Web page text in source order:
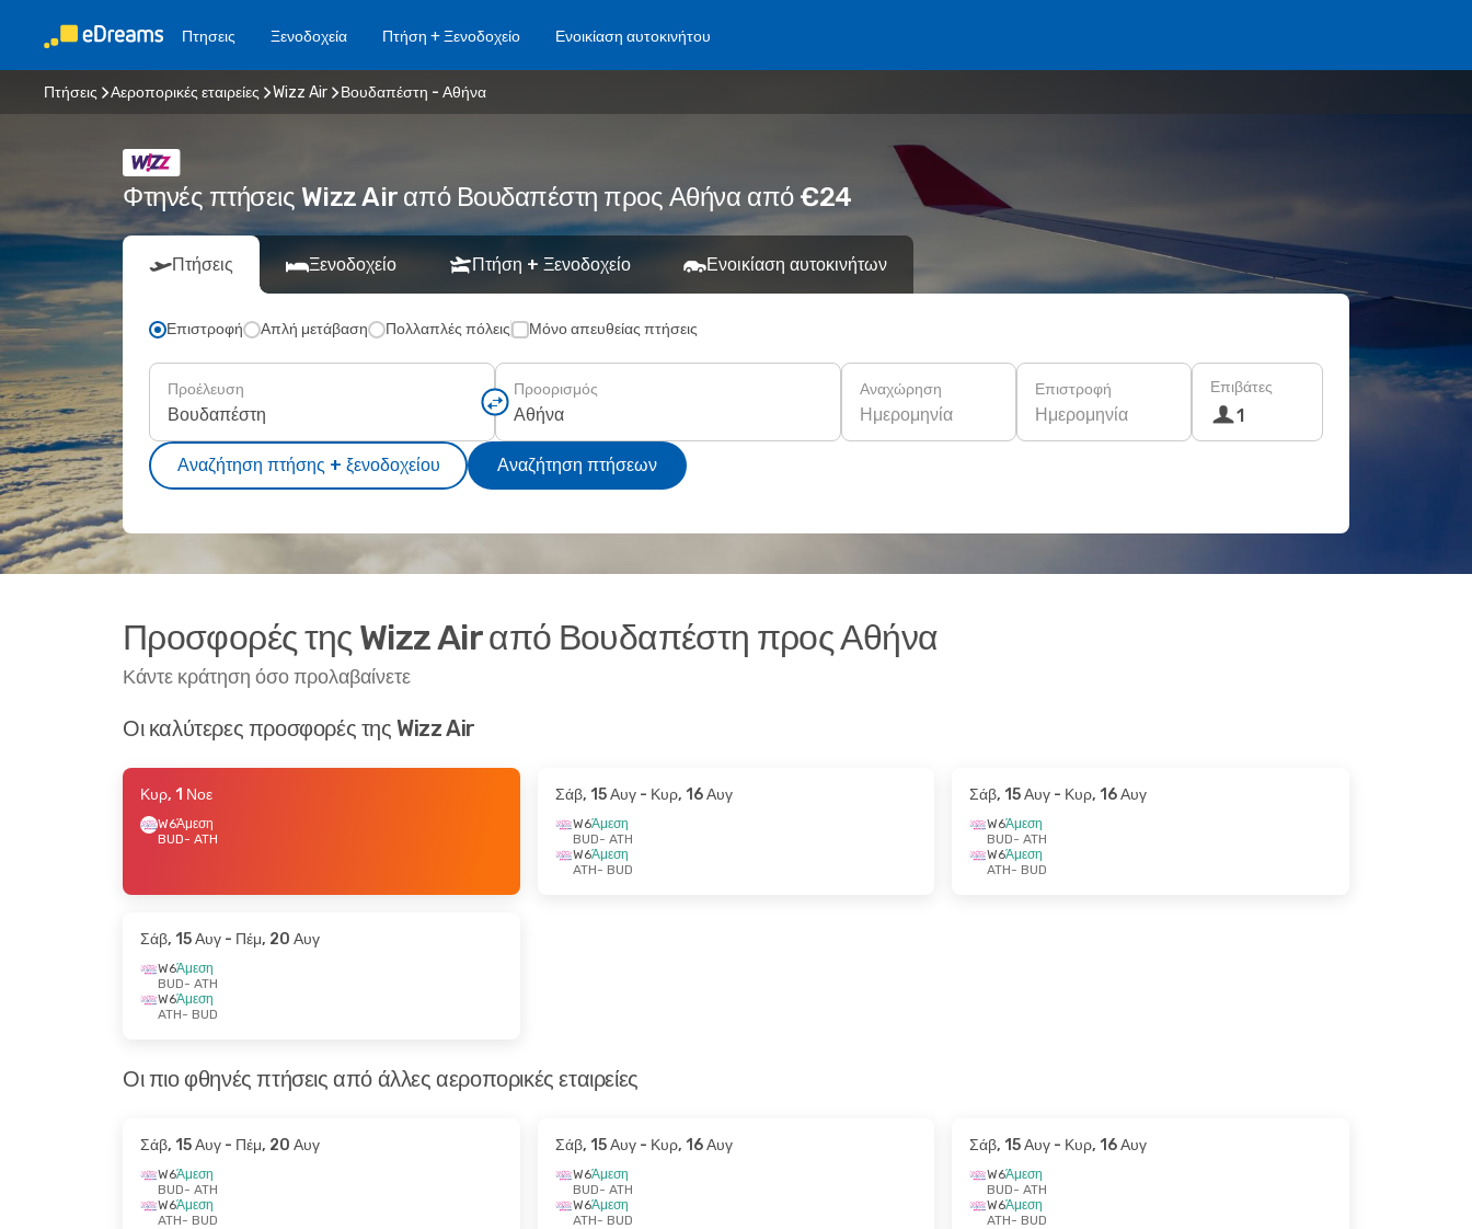
Πτησεις Ξενοδοχεία Πτήση + Ξενοδοχείο Ενοικίαση αυτοκινήτου
Πτήσεις Αεροπορικές εταιρείες Wizz Air Βουδαπέστη - Αθήνα
Φτηνές πτήσεις Wizz Air από Βουδαπέστη προς Αθήνα από €24
Πτήσεις Ξενοδοχείο Πτήση + Ξενοδοχείο Ενοικίαση αυτοκινήτων
Επιστροφή Απλή μετάβαση Πολλαπλές πόλεις Μόνο απευθείας πτήσεις
Προέλευση Προορισμός Αναχώρηση
Ημερομηνία
Επιστροφή
Ημερομηνία
Επιβάτες
1
Αναζήτηση πτήσης + ξενοδοχείου Αναζήτηση πτήσεων
Προσφορές της Wizz Air από Βουδαπέστη προς Αθήνα
Κάντε κράτηση όσο προλαβαίνετε
Οι καλύτερες προσφορές της Wizz Air
Κυρ, 1 Νοε
W6Άμεση
BUD- ATH
Σάβ, 15 Αυγ- Κυρ, 16 Αυγ
W6Άμεση
BUD- ATH
W6Άμεση
ATH- BUD
Σάβ, 15 Αυγ - Κυρ, 16 Αυγ
W6Άμεση
BUD- ATH
W6Άμεση
ATH- BUD
Σάβ, 15 Αυγ - Πέμ, 20 Αυγ
W6Άμεση
BUD- ATH
W6Άμεση
ATH- BUD
Οι πιο φθηνές πτήσεις από άλλες αεροπορικές εταιρείες
Σάβ, 15 Αυγ - Πέμ, 20 Αυγ
W6Άμεση
BUD- ATH
W6Άμεση
ATH- BUD
Σάβ, 15 Αυγ- Κυρ, 16 Αυγ
W6Άμεση
BUD- ATH
W6Άμεση
ATH- BUD
Σάβ, 15 Αυγ - Κυρ, 16 Αυγ
W6Άμεση
BUD- ATH
W6Άμεση
ATH- BUD